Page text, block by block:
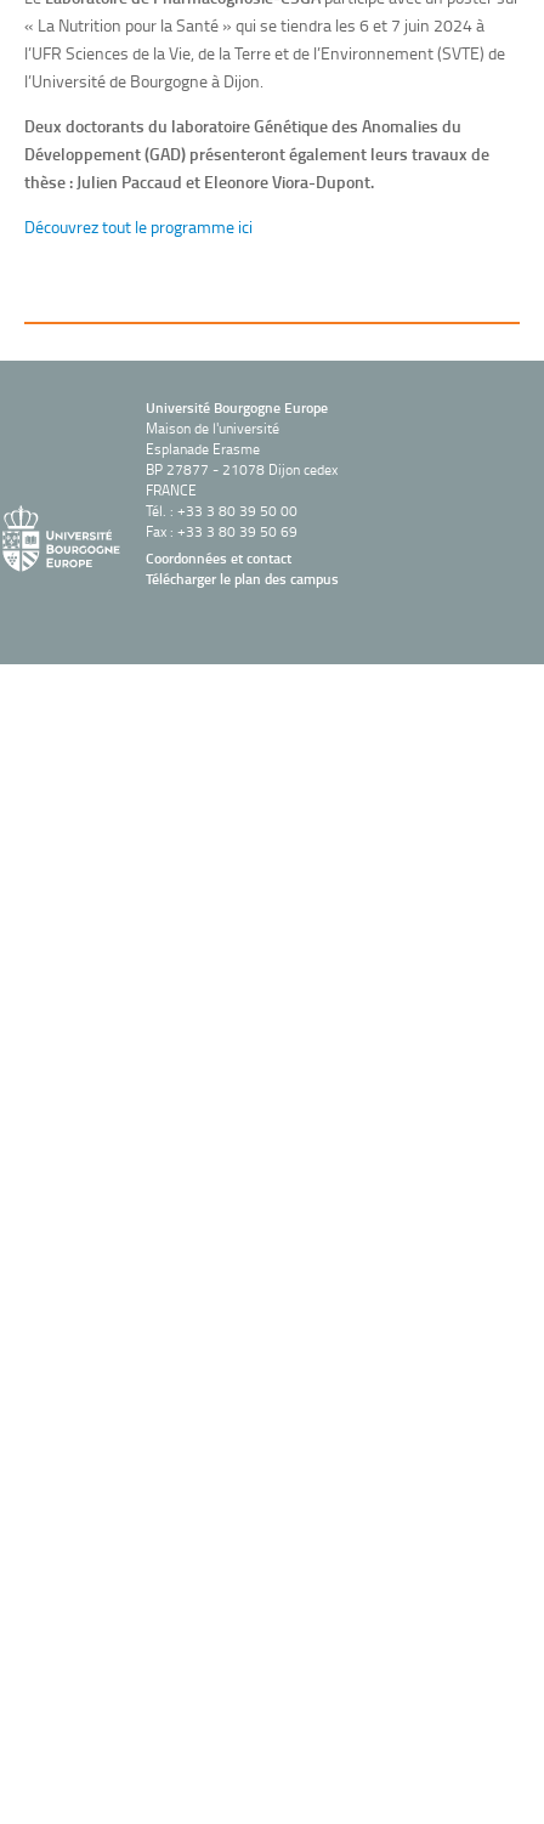
« La Nutrition pour la Santé » qui se tiendra les 6 et 7 juin 2024 à
l’UFR Sciences de la Vie, de la Terre et de l’Environnement (SVTE) de
l’Université de Bourgogne à Dijon.
Deux doctorants du laboratoire Génétique des Anomalies du
Développement (GAD) présenteront également leurs travaux de
thèse : Julien Paccaud et Eleonore Viora-Dupont.
Découvrez tout le programme ici
Université Bourgogne Europe
Maison de l'université
Esplanade Erasme
BP 27877 - 21078 Dijon cedex
FRANCE
Tél. : +33 3 80 39 50 00
Fax : +33 3 80 39 50 69
Coordonnées et contact
Télécharger le plan des campus